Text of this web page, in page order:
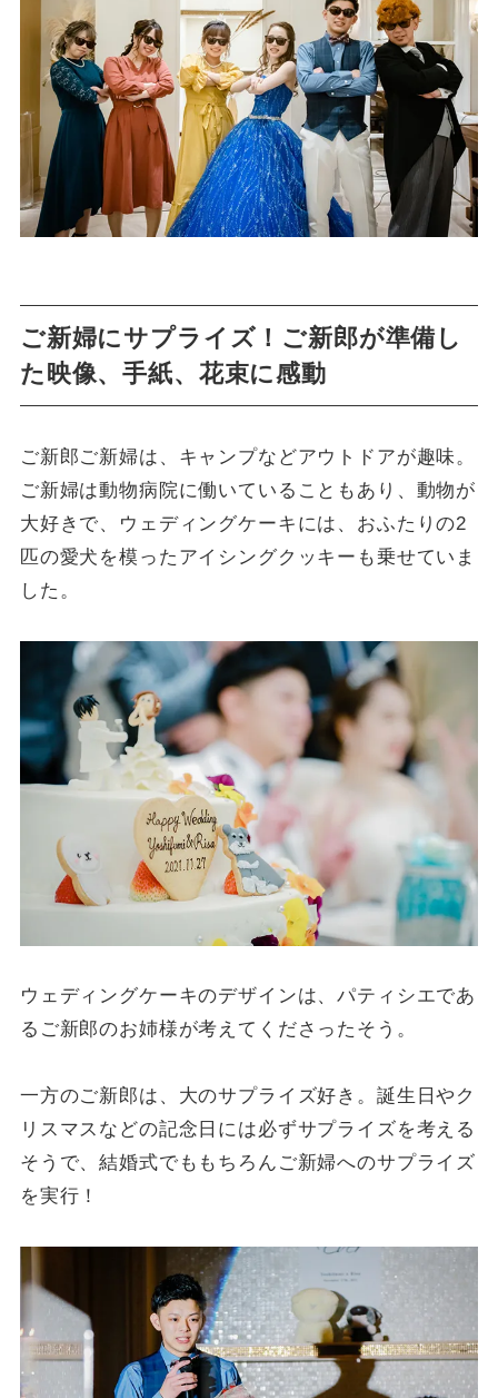
ご新婦にサプライズ！ご新郎が準備し
た映像、手紙、花束に感動
ご新郎ご新婦は、キャンプなどアウトドアが趣味。
ご新婦は動物病院に働いていることもあり、動物が
大好きで、ウェディングケーキには、おふたりの2
匹の愛犬を模ったアイシングクッキーも乗せていま
した。
ウェディングケーキのデザインは、パティシエであ
るご新郎のお姉様が考えてくださったそう。
一方のご新郎は、大のサプライズ好き。誕生日やク
リスマスなどの記念日には必ずサプライズを考える
そうで、結婚式でももちろんご新婦へのサプライズ
を実行！